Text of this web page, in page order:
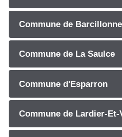
Commune de
Commune de La Saulce
Commune d'Esparron
Commune de Lardier-Et-